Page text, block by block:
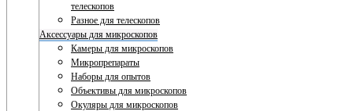
телескопов
Разное для телескопов
Аксессуары для микроскопов
Камеры для микроскопов
Микропрепараты
Наборы для опытов
Объективы для микроскопов
Окуляры для микроскопов